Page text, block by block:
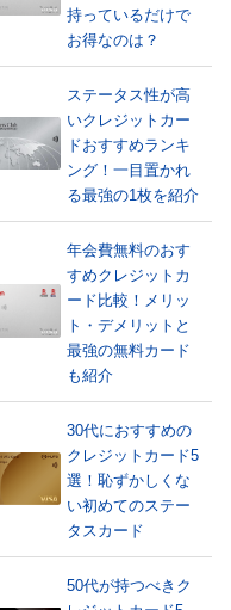
持っているだけで
お得なのは？
ステータス性が高
いクレジットカー
ドおすすめランキ
ング！一目置かれ
る最強の1枚を紹介
年会費無料のおす
すめクレジットカ
ード比較！メリッ
ト・デメリットと
最強の無料カード
も紹介
30代におすすめの
クレジットカード5
選！恥ずかしくな
い初めてのステー
タスカード
50代が持つべきク